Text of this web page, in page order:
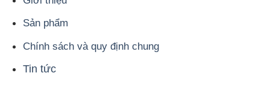
Sản phẩm
Chính sách và quy định chung
Tin tức